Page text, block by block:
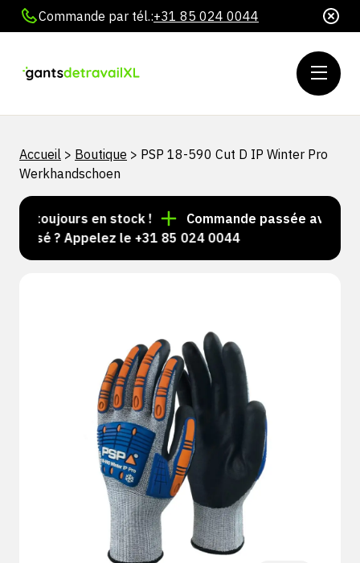
Commande par tél.:+31 85 024 0044
Accueil > Boutique > PSP 18-590 Cut D IP Winter Pro
Werkhandschoen
toujours en stock !
Commande passée avant 15 h
? Appelez le +31 85 024 0044